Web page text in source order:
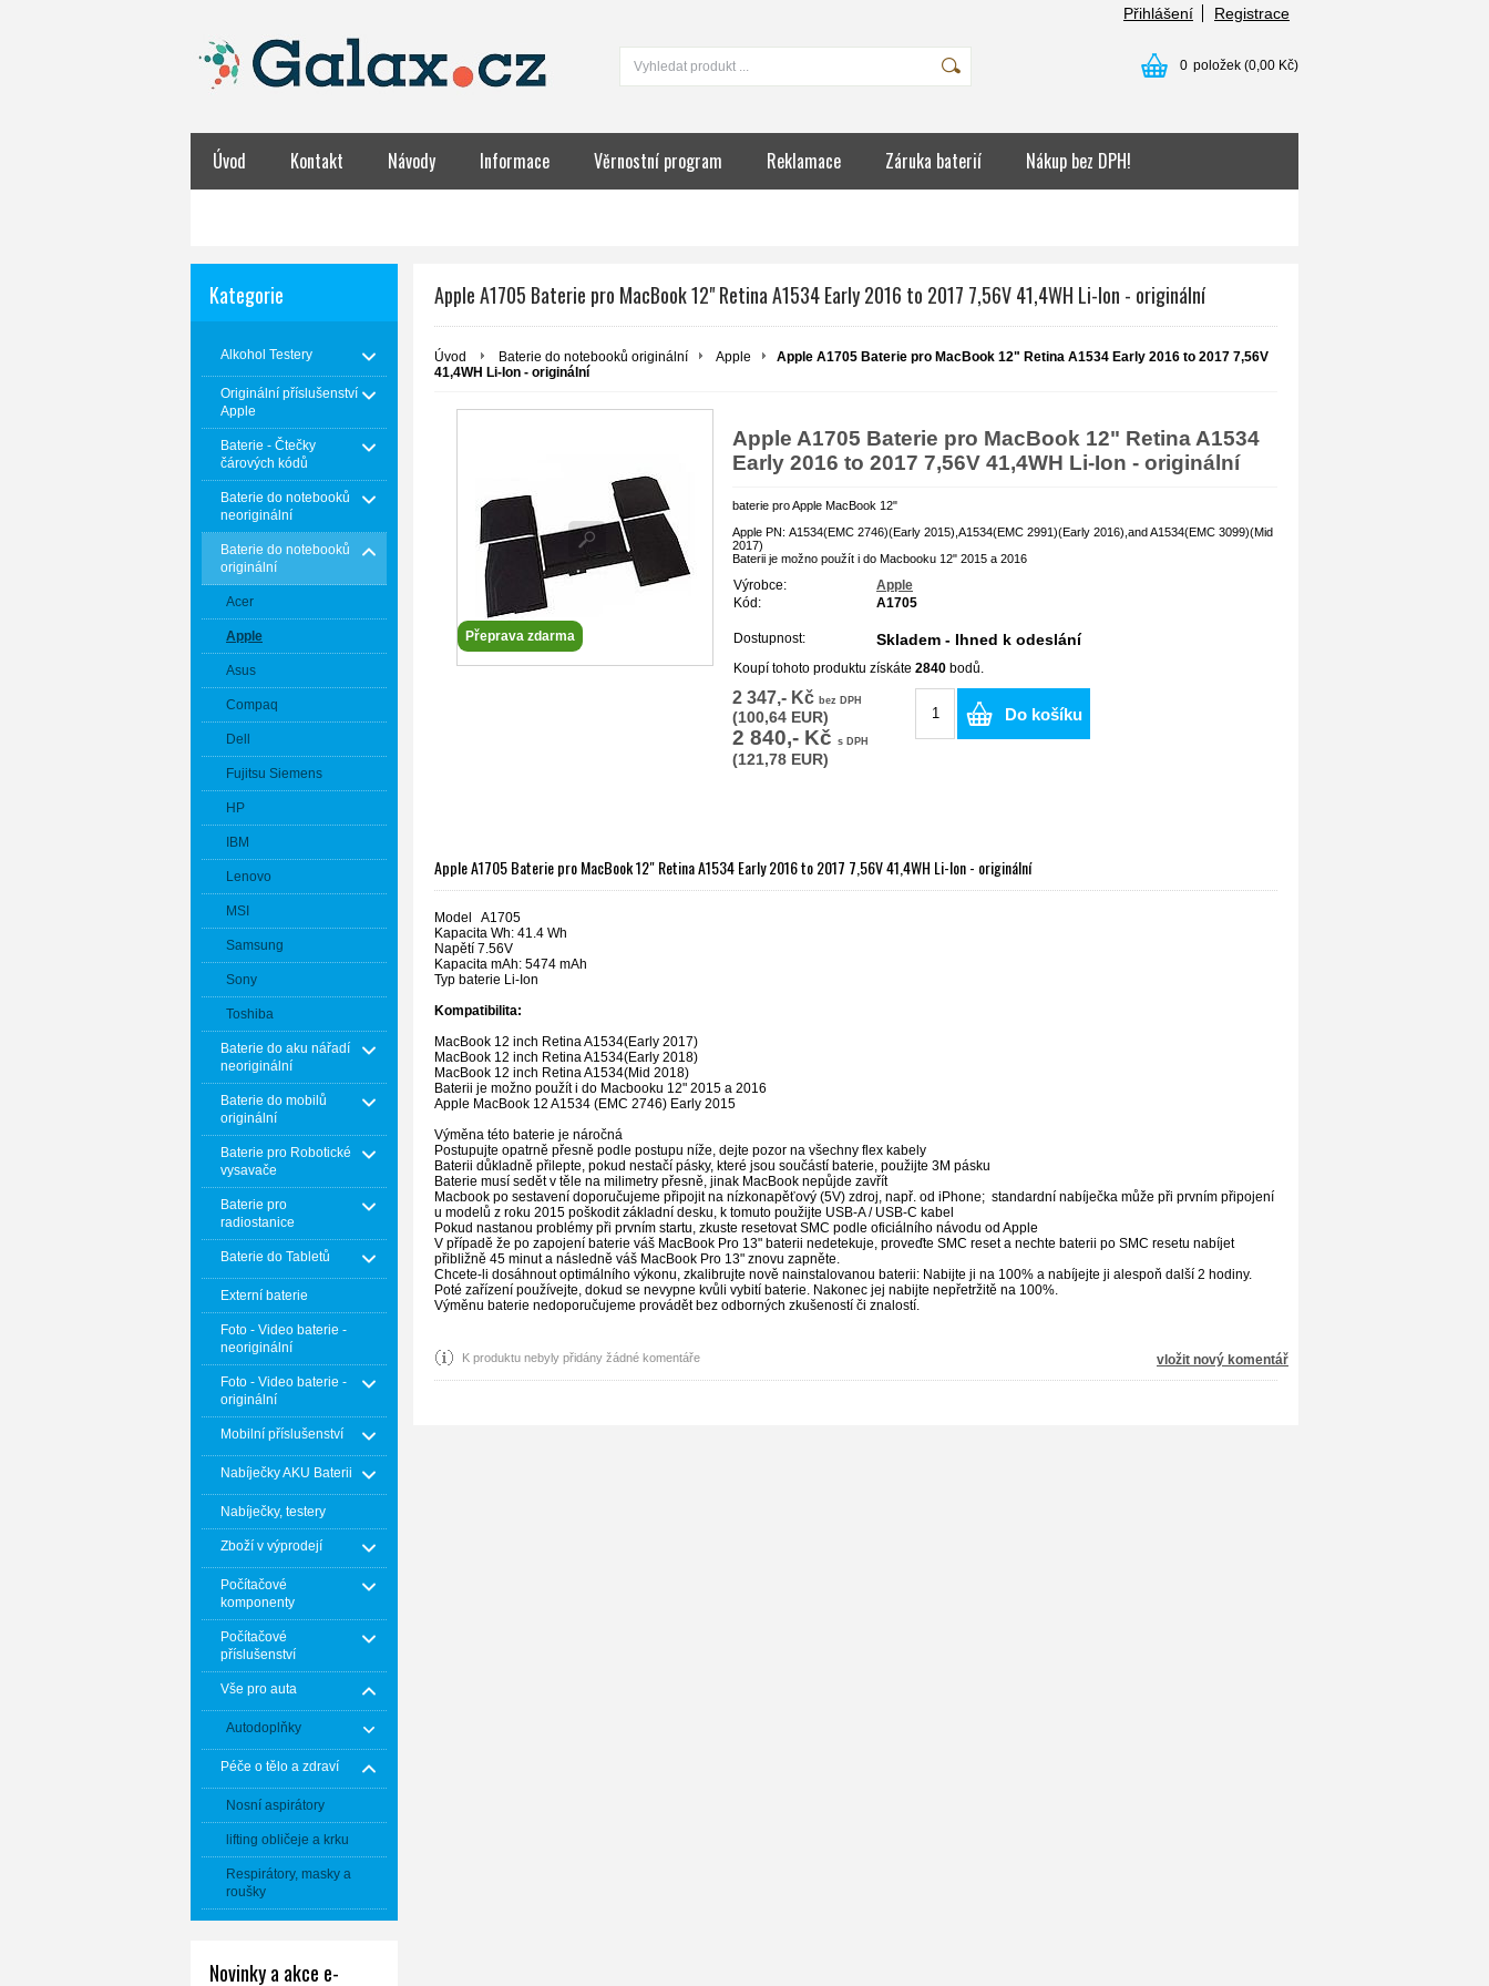
Přihlášení Registrace
0 položek (0,00 Kč)
Úvod Kontakt Návody Informace Věrnostní program Reklamace Záruka baterií Nákup bez DPH!
Kategorie
Alkohol Testery
Originální příslušenství
Apple
Baterie - Čtečky
čárových kódů
Baterie do notebooků
neoriginální
Baterie do notebooků
originální
Acer
Apple
Asus
Compaq
Dell
Fujitsu Siemens
HP
IBM
Lenovo
MSI
Samsung
Sony
Toshiba
Baterie do aku nářadí
neoriginální
Baterie do mobilů
originální
Baterie pro Robotické
vysavače
Baterie pro
radiostanice
Baterie do Tabletů
Externí baterie
Foto - Video baterie -
neoriginální
Foto - Video baterie -
originální
Mobilní příslušenství
Nabíječky AKU Baterii
Nabíječky, testery
Zboží v výprodejí
Počítačové
komponenty
Počítačové
příslušenství
Vše pro auta
Autodoplňky
Péče o tělo a zdraví
Nosní aspirátory
lifting obličeje a krku
Respirátory, masky a
roušky
Novinky a akce e-
Apple A1705 Baterie pro MacBook 12" Retina A1534 Early 2016 to 2017 7,56V 41,4WH Li-Ion - originální
Úvod Baterie do notebooků originální Apple
Apple A1705 Baterie pro MacBook 12" Retina A1534 Early 2016 to 2017 7,56V
41,4WH Li-Ion - originální
Přeprava zdarma
Apple A1705 Baterie pro MacBook 12" Retina A1534
Early 2016 to 2017 7,56V 41,4WH Li-Ion - originální
baterie pro Apple MacBook 12"
Apple PN: A1534(EMC 2746)(Early 2015),A1534(EMC 2991)(Early 2016),and A1534(EMC 3099)(Mid
2017)
Baterii je možno použít i do Macbooku 12" 2015 a 2016
Výrobce:
Apple
Kód:
A1705
Dostupnost: Skladem - Ihned k odeslání
Koupí tohoto produktu získáte 2840 bodů.
2 347,- Kč bez DPH
(100,64 EUR)
2 840,- Kč s DPH
(121,78 EUR)
Do košíku
Apple A1705 Baterie pro MacBook 12" Retina A1534 Early 2016 to 2017 7,56V 41,4WH Li-Ion - originální
Model A1705
Kapacita Wh: 41.4 Wh
Napětí 7.56V
Kapacita mAh: 5474 mAh
Typ baterie Li-Ion
Kompatibilita:
MacBook 12 inch Retina A1534(Early 2017)
MacBook 12 inch Retina A1534(Early 2018)
MacBook 12 inch Retina A1534(Mid 2018)
Baterii je možno použít i do Macbooku 12" 2015 a 2016
Apple MacBook 12 A1534 (EMC 2746) Early 2015
Výměna této baterie je náročná
Postupujte opatrně přesně podle postupu níže, dejte pozor na všechny flex kabely
Baterii důkladně přilepte, pokud nestačí pásky, které jsou součástí baterie, použijte 3M pásku
Baterie musí sedět v těle na milimetry přesně, jinak MacBook nepůjde zavřít
Macbook po sestavení doporučujeme připojit na nízkonapěťový (5V) zdroj, např. od iPhone; standardní nabíječka může při prvním připojení
u modelů z roku 2015 poškodit základní desku, k tomuto použijte USB-A / USB-C kabel
Pokud nastanou problémy při prvním startu, zkuste resetovat SMC podle oficiálního návodu od Apple
V případě že po zapojení baterie váš MacBook Pro 13" baterii nedetekuje, proveďte SMC reset a nechte baterii po SMC resetu nabíjet
přibližně 45 minut a následně váš MacBook Pro 13" znovu zapněte.
Chcete-li dosáhnout optimálního výkonu, zkalibrujte nově nainstalovanou baterii: Nabijte ji na 100% a nabíjejte ji alespoň další 2 hodiny.
Poté zařízení používejte, dokud se nevypne kvůli vybití baterie. Nakonec jej nabijte nepřetržitě na 100%.
Výměnu baterie nedoporučujeme provádět bez odborných zkušeností či znalostí.
K produktu nebyly přidány žádné komentáře vložit nový komentář